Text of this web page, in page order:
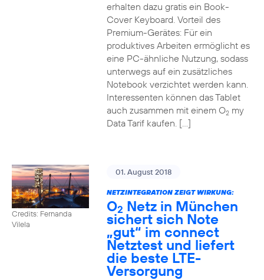
erhalten dazu gratis ein Book-
Cover Keyboard. Vorteil des
Premium-Gerätes: Für ein
produktives Arbeiten ermöglicht es
eine PC-ähnliche Nutzung, sodass
unterwegs auf ein zusätzliches
Notebook verzichtet werden kann.
Interessenten können das Tablet
auch zusammen mit einem O2my
Data Tarif kaufen. […]
Credits: Fernanda
Vilela
01. August 2018
NETZINTEGRATION ZEIGT WIRKUNG:
O2 Netz in München
sichert sich Note
„gut“ im connect
Netztest und liefert
die beste LTE-
Versorgung